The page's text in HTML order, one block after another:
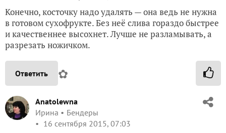
Конечно, косточку надо удалять — она ведь не нужна
в готовом сухофрукте. Без неё слива гораздо быстрее
и качественнее высохнет. Лучше не разламывать, а
разрезать ножичком.
Ответить ✿
Anatolewna
Ирина
Бендеры
16 сентября 2015, 07:03